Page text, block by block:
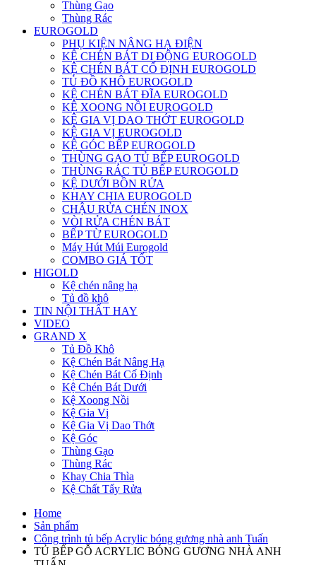
Thùng Gạo
Thùng Rác
EUROGOLD
PHỤ KIỆN NÂNG HẠ ĐIỆN
KỆ CHÉN BÁT DI ĐỘNG EUROGOLD
KỆ CHÉN BÁT CỐ ĐỊNH EUROGOLD
TỦ ĐỒ KHÔ EUROGOLD
KỆ CHÉN BÁT ĐĨA EUROGOLD
KỆ XOONG NỒI EUROGOLD
KỆ GIA VỊ DAO THỚT EUROGOLD
KỆ GIA VỊ EUROGOLD
KỆ GÓC BẾP EUROGOLD
THÙNG GẠO TỦ BẾP EUROGOLD
THÙNG RÁC TỦ BẾP EUROGOLD
KỆ DƯỚI BỒN RỬA
KHAY CHIA EUROGOLD
CHẬU RỬA CHÉN INOX
VÒI RỬA CHÉN BÁT
BẾP TỪ EUROGOLD
Máy Hút Múi Eurogold
COMBO GIÁ TỐT
HIGOLD
Kệ chén nâng hạ
Tủ đồ khô
TIN NỘI THẤT HAY
VIDEO
GRAND X
Tủ Đồ Khô
Kệ Chén Bát Nâng Hạ
Kệ Chén Bát Cố Định
Kệ Chén Bát Dưới
Kệ Xoong Nồi
Kệ Gia Vị
Kệ Gia Vị Dao Thớt
Kệ Góc
Thùng Gạo
Thùng Rác
Khay Chia Thìa
Kệ Chất Tẩy Rửa
Home
Sản phẩm
Công trình tủ bếp Acrylic bóng gương nhà anh Tuấn
TỦ BẾP GỖ ACRYLIC BÓNG GƯƠNG NHÀ ANH